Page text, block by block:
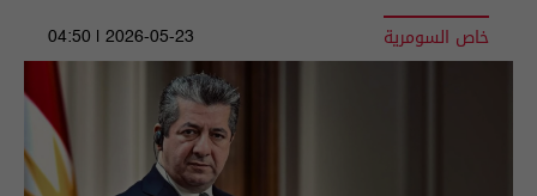
خاص السومرية 2026-05-23 | 04:50